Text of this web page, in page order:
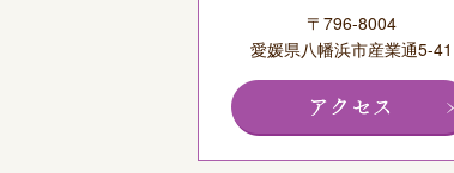
〒796-8004
愛媛県八幡浜市産業通5-41